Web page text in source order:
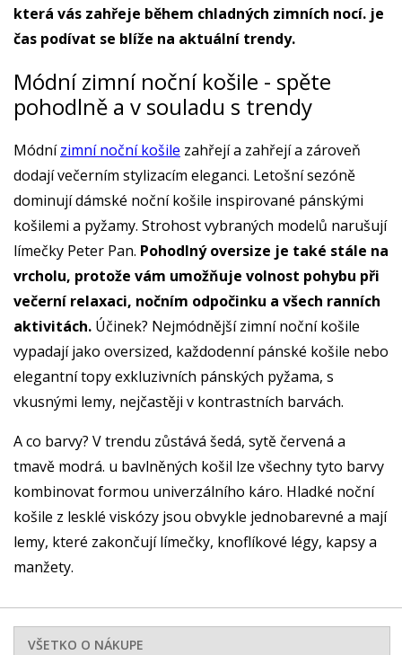
která vás zahřeje během chladných zimních nocí. je
čas podívat se blíže na aktuální trendy.
Módní zimní noční košile - spěte
pohodlně a v souladu s trendy
Módnízimní noční košile zahřejí a zahřejí a zároveň
dodají večerním stylizacím eleganci. Letošní sezóně
dominují dámské noční košile inspirované pánskými
košilemi a pyžamy. Strohost vybraných modelů narušují
límečky Peter Pan. Pohodlný oversize je také stále na
vrcholu, protože vám umožňuje volnost pohybu při
večerní relaxaci, nočním odpočinku a všech ranních
aktivitách. Účinek? Nejmódnější zimní noční košile
vypadají jako oversized, každodenní pánské košile nebo
elegantní topy exkluzivních pánských pyžama, s
vkusnými lemy, nejčastěji v kontrastních barvách.
A co barvy? V trendu zůstává šedá, sytě červená a
tmavě modrá. u bavlněných košil lze všechny tyto barvy
kombinovat formou univerzálního káro. Hladké noční
košile z lesklé viskózy jsou obvykle jednobarevné a mají
lemy, které zakončují límečky, knoflíkové légy, kapsy a
manžety.
VŠETKO O NÁKUPE